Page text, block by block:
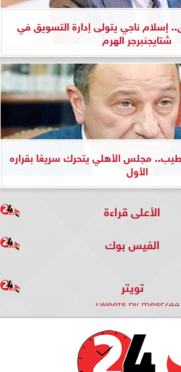
إسلام ناجي يتولى إدارة التسويق في
شتايجنبرجر الهرم
مجلس الأهلي يتحرك سريعًا بقراره
الأول
الأعلى قراءة
الفيس بوك
تويتر
Tweets by mesr244